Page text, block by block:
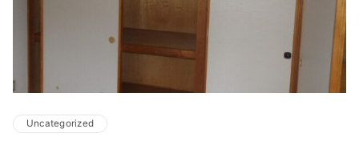
Uncategorized